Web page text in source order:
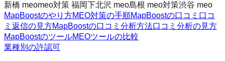
新橋 meomeo対策 福岡下北沢 meo島根 meo対策渋谷 meo
MapBoostのやり方MEO対策の手順MapBoostの口コミ 口コ
ミ返信の見方MapBoostの口コミ分析方法口コミ分析の見方
MapBoostのツールMEOツールの比較
業種別の許認可